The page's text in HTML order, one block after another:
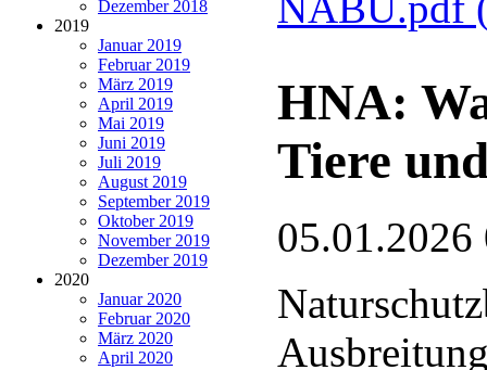
Dezember 2018
2019
Januar 2019
Februar 2019
März 2019
April 2019
Mai 2019
Juni 2019
Juli 2019
August 2019
September 2019
Oktober 2019
November 2019
Dezember 2019
2020
Januar 2020
Februar 2020
März 2020
April 2020
HNA:
Tiere
05.01.2026